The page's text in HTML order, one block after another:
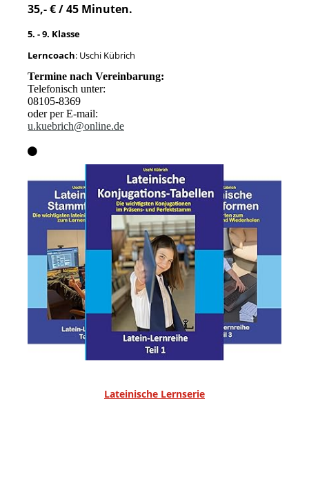
35,- € / 45 Minuten.
5. - 9. Klasse
Lerncoach: Uschi Kübrich
Termine nach Vereinbarung:
Telefonisch unter:
08105-8369
oder per E-mail:
u.kuebrich@online.de
Lateinische Lernserie